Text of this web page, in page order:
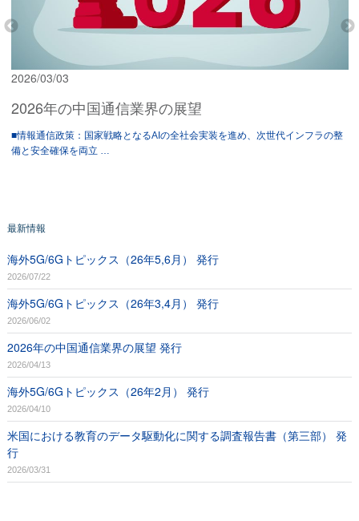
2026/03/03
2026年の中国通信業界の展望
■情報通信政策：国家戦略となるAIの全社会実装を進め、次世代インフラの整
備と安全確保を両立 …
最新情報
海外5G/6Gトピックス（26年5,6月） 発行
2026/07/22
海外5G/6Gトピックス（26年3,4月） 発行
2026/06/02
2026年の中国通信業界の展望 発行
2026/04/13
海外5G/6Gトピックス（26年2月） 発行
2026/04/10
米国における教育のデータ駆動化に関する調査報告書（第三部） 発
行
2026/03/31